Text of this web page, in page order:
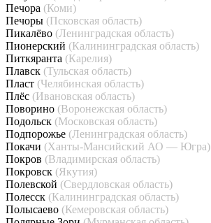
Печора (Коми)
Печоры (Псковская область)
Пикалёво (Ленинградская область)
Пионерский (Калининградская область)
Питкяранта (Карелия)
Плавск (Тульская область)
Пласт (Челябинская область)
Плёс (Ивановская область)
Поворино (Воронежская область)
Подольск (Московская область)
Подпорожье (Ленинградская область)
Покачи (Ханты-Мансийский АО — Югра)
Покров (Владимирская область)
Покровск (Якутия)
Полевской (Свердловская область)
Полесск (Калининградская область)
Полысаево (Кемеровская область)